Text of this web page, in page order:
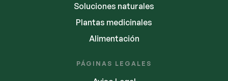
Soluciones naturales
Plantas medicinales
Alimentación
PÁGINAS LEGALES